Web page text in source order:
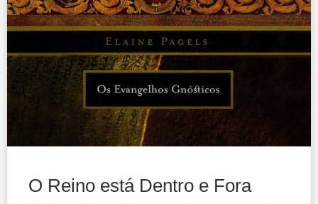
O Reino está Dentro e Fora